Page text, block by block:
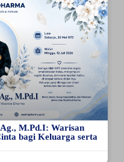
M.Pd.I: Warisan
bagi Keluarga serta